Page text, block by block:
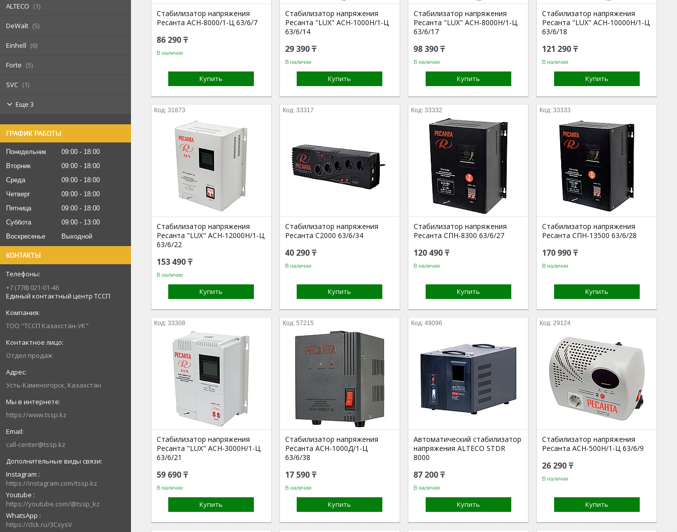
ALTECO
1
DeWalt 5
Einhell 6
Forte 5
SVC 1
Еще 3
ГРАФИК РАБОТЫ
Понедельник 09:00
18:00
Вторник
09:00
18:00
Среда
09:00
18:00
Четверг
09:00
18:00
Пятница
09:00
18:00
Суббота
09:00
13:00
Воскресенье
Выходной
КОНТАКТЫ
+7 (778) 021-01-46
Единый контактный центр ТССП
ТОО "ТССП Казахстан-УК"
Отдел продаж
Усть-Каменогорск, Казахстан
https://www.tssp.kz
call-center@tssp.kz
Instagram
https://instagram.com/tssp.kz
Youtube
https://youtube.com/@tssp_kz
WhatsApp
https://clck.ru/3CxysV
Стабилизатор напряжения
Ресанта АСН-8000/1-Ц 63/6/7
86 290 ₸
В наличии
Купить
Стабилизатор напряжения
Ресанта "LUX" АСН-1000Н/1-Ц
63/6/14
29 390 ₸
В наличии
Купить
Стабилизатор напряжения
Ресанта "LUX" АСН-8000Н/1-Ц
63/6/17
98 390 ₸
В наличии
Купить
Стабилизатор напряжения
Ресанта "LUX" АСН-10000Н/1-Ц
63/6/18
121 290 ₸
В наличии
Купить
31873
Стабилизатор напряжения
Ресанта "LUX" АСН-12000Н/1-Ц
63/6/22
153 490 ₸
В наличии
Купить
33317
Стабилизатор напряжения
Ресанта С2000 63/6/34
40 290 ₸
В наличии
Купить
33332
Стабилизатор напряжения
Ресанта СПН-8300 63/6/27
120 490 ₸
В наличии
Купить
33333
Стабилизатор напряжения
Ресанта СПН-13500 63/6/28
170 990 ₸
В наличии
Купить
33308
Стабилизатор напряжения
Ресанта "LUX" АСН-3000Н/1-Ц
63/6/21
59 690 ₸
В наличии
Купить
57215
Стабилизатор напряжения
Ресанта АСН-1000Д/1-Ц
63/6/38
17 590 ₸
В наличии
Купить
49096
Автоматический cтабилизатор
напряжения ALTECO STDR
8000
87 200 ₸
В наличии
Купить
29124
Стабилизатор напряжения
Ресанта АСН-500Н/1-Ц 63/6/9
26 290 ₸
В наличии
Купить